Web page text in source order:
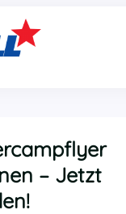
– Jetzt